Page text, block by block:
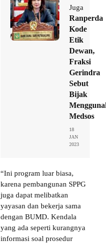
Juga
Ranperda
Kode
Etik
Dewan,
Fraksi
Gerindra
Sebut
Bijak
Medsos
18
JAN
2023
“Ini program luar biasa,
karena pembangunan SPPG
juga dapat melibatkan
yayasan dan bekerja sama
dengan BUMD. Kendala
yang ada seperti kurangnya
informasi soal prosedur